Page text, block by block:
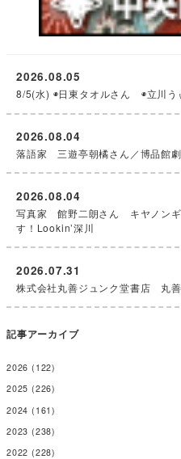
8/5(水) ◉日東タオルさん ◉立川う
2026.08.05
落語家 三遊亭朝橘さん／博品館劇
2026.08.04
写真家 館野二朗さん キヤノンギ
す！Lookin’深川
2026.08.04
株式会社丸善ジュンク堂書店 丸
2026.07.31
記事アーカイブ
2026 (122)
2025 (226)
2024 (161)
2023 (238)
2022 (228)